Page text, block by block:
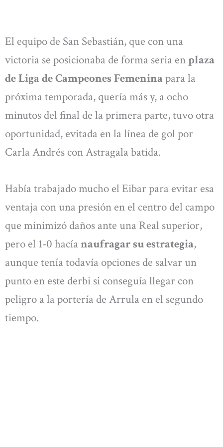
El equipo de San Sebastián, que con una
victoria se posicionaba de forma seria enplaza
de Liga de Campeones Femeninapara la
próxima temporada, quería más y, a ocho
minutos del final de la primera parte, tuvo otra
oportunidad, evitada en la línea de gol por
Carla Andrés con Astragala batida.
Había trabajado mucho el Eibar para evitar esa
ventaja con una presión en el centro del campo
que minimizó daños ante una Real superior,
pero el 1-0 hacía naufragar su estrategia,
aunque tenía todavía opciones de salvar un
punto en este derbi si conseguía llegar con
peligro a la portería de Arrula en el segundo
tiempo.